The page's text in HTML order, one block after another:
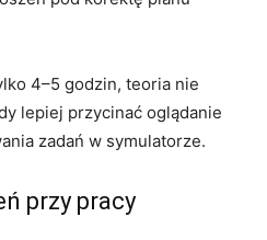
4–5 godzin, teoria nie
lepiej przycinać oglądanie
zadań w symulatorze.
przy pracy